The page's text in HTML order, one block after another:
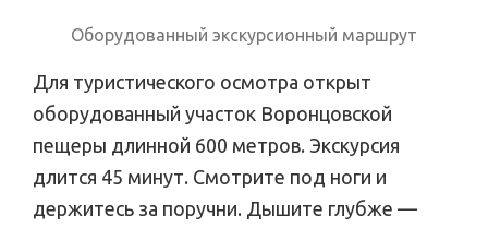
Оборудованный экскурсионный маршрут
Для туристического осмотра открыт
оборудованный участок Воронцовской
пещеры длинной 600 метров. Экскурсия
длится 45 минут. Смотрите под ноги и
держитесь за поручни. Дышите глубже —